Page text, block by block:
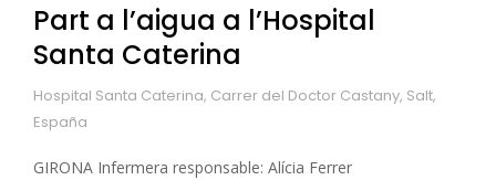
Part a l’aigua a l’Hospital
Santa Caterina
Hospital Santa Caterina, Carrer del Doctor Castany, Salt,
España
GIRONA Infermera responsable: Alícia Ferrer